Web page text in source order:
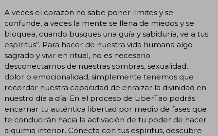
A veces el corazón no sabe poner límites y se
confunde, a veces la mente se llena de miedos y se
bloquea, cuando busques una guía y sabiduría, ve a tus
espíritus”. Para hacer de nuestra vida humana algo
sagrado y vivir en ritual, no es necesario
desconectarnos de nuestras sombras, sexualidad,
dolor o emocionalidad, simplemente tenemos que
recordar nuestra capacidad de enraizar la divinidad en
nuestro día a día. En el proceso de LiberTao podrás
encarnar tu auténtica libertad por medio de fases que
te conducirán hacia la activación de tu poder de hacer
alquimia interior. Conecta con tus espíritus, descubre